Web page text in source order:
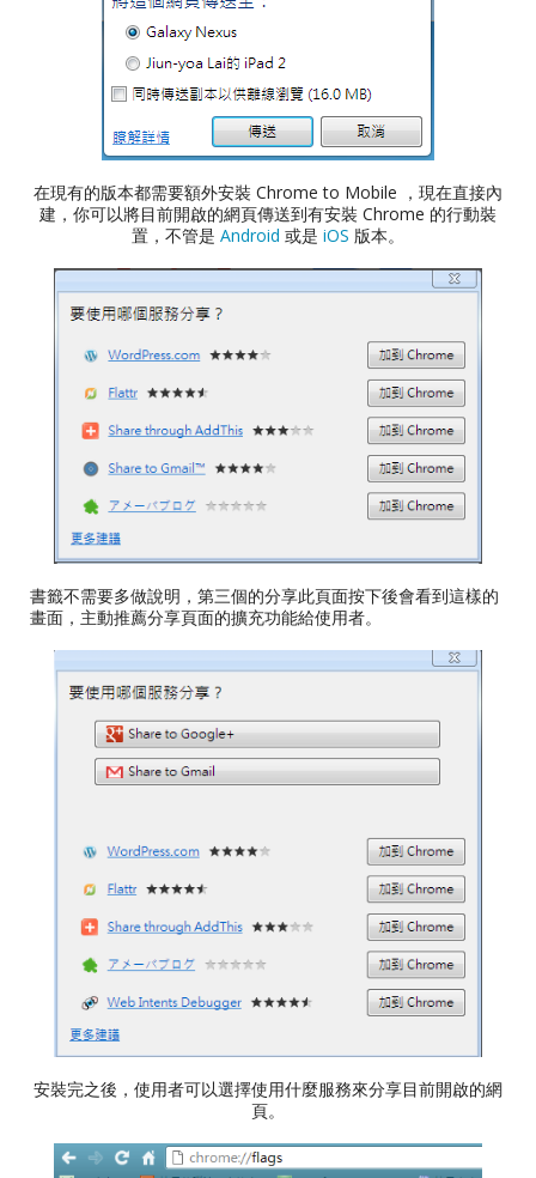
在現有的版本都需要額外安裝 Chrome to Mobile ，現在直接內
建，你可以將目前開啟的網頁傳送到有安裝 Chrome 的行動裝
置，不管是 Android 或是 iOS 版本。
書籤不需要多做說明，第三個的分享此頁面按下後會看到這樣的
畫面，主動推薦分享頁面的擴充功能給使用者。
安裝完之後，使用者可以選擇使用什麼服務來分享目前開啟的網
頁。